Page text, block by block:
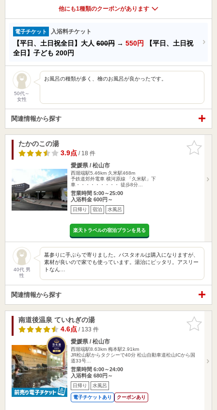
他にも1種類のクーポンがあります
電子チケット 入浴料チケット
【平日、土日祝全日】大人 600円 → 550円
【平日、土日祝
全日】子ども 200円
50代～
女性
お風呂の種類が多く、檜のお風呂が良かったです。
関連情報から探す
お気に入
りに追加
たかのこの湯
3.9点/ 18 件
愛媛県 / 松山市
西堀端駅5.46km 久米駅468m
予鉄道郊外電車 横河原線 「久米駅」下
車・・・・・・・・・ 徒歩8分…
営業時間 5:00～25:00
入浴料金 600円～
日帰り 宿泊 水風呂
楽天トラベルの宿泊プランを見る
40代 男
性
墓参りに手ぶらで寄りました。バスタオルは購入になりますが、
素材が良いので家でも使っています。湯治にピッタリ。アスリー
トなん…
関連情報から探す
お気に入
りに追加
南道後温泉 ていれぎの湯
4.6点/ 133 件
愛媛県 / 松山市
西堀端駅8.63km 梅本駅2.91km
JR松山駅からタクシーで40分 松山自動車道松山ICから国
道33号…
営業時間 6:00～24:00
入浴料金 680円～
日帰り 水風呂
電子チケットあり クーポンあり